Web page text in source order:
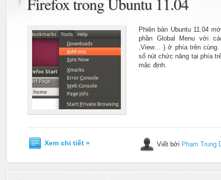
Phiên bản Ubuntu 11.04
phần Global Menu với
,View… ) ở phía trên cùng.
số nút chức năng tại phía
mặc định.
Xem chi tiết » Viết bởi Phạm Trung